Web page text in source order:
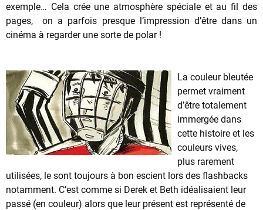
exemple… Cela crée une atmosphère spéciale et au fil des
pages, on a parfois presque l’impression d’être dans un
cinéma à regarder une sorte de polar !
La couleur bleutée
permet vraiment
d’être totalement
immergée dans
cette histoire et les
couleurs vives,
plus rarement
utilisées, le sont toujours à bon escient lors des flashbacks
notamment. C’est comme si Derek et Beth idéalisaient leur
passé (en couleur) alors que leur présent est représenté de